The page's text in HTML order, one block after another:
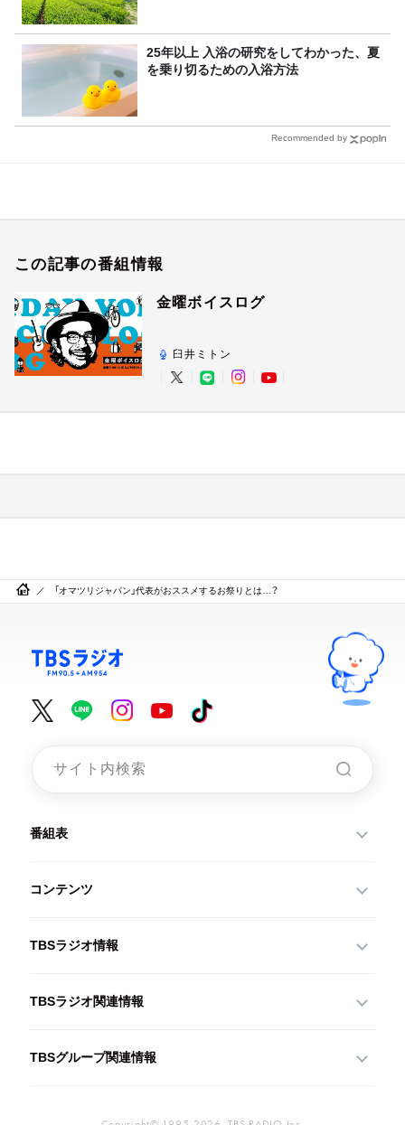
25年以上 入浴の研究をしてわかった、夏
を乗り切るための入浴方法
Recommended by
この記事の番組情報
金曜ボイスログ
臼井ミトン
「オマツリジャパン」代表がおススメするお祭りとは…？
番組表
コンテンツ
TBSラジオ情報
TBSラジオ関連情報
TBSグループ関連情報